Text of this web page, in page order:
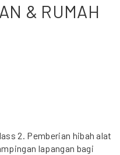
& RUMAH
2. Pemberian hibah alat
lapangan bagi